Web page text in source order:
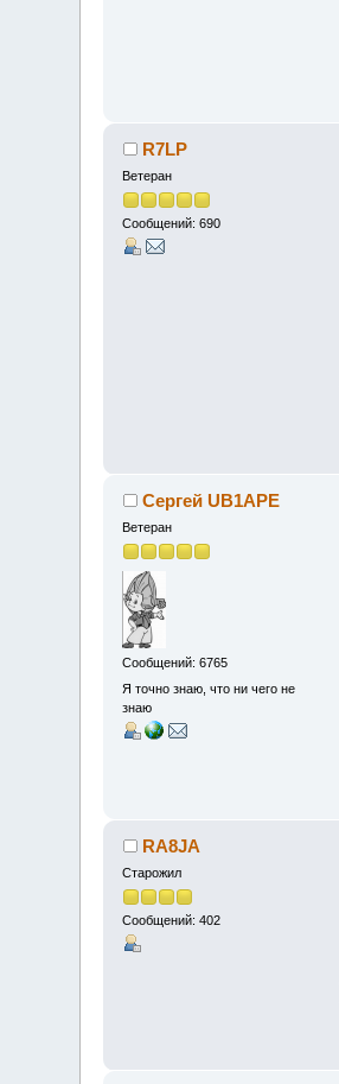
R7LP
Ветеран
Сообщений: 690
Сергей UB1APE
Ветеран
Сообщений: 6765
Я точно знаю, что ни чего не
знаю
RA8JA
Старожил
Сообщений: 402